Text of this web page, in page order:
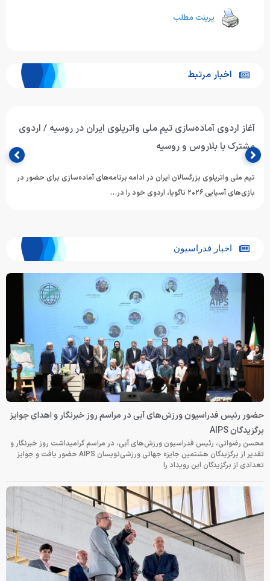
پرینت مطلب
اخبار مرتبط
آغاز اردوی آماده‌سازی تیم ملی واترپلوی ایران در روسیه / اردوی
مشترک با بلاروس و روسیه
تیم ملی واترپلوی بزرگسالان ایران در ادامه برنامه‌های آماده‌سازی برای حضور در
بازی‌های آسیایی ۲۰۲۶ ناگویا، اردوی خود را در…
اخبار فدراسیون
حضور رئیس فدراسیون ورزش‌های آبی در مراسم روز خبرنگار و اهدای جوایز
برگزیدگان AIPS
محسن رضوانی، رئیس فدراسیون ورزش‌های آبی، در مراسم گرامیداشت روز خبرنگار و
تقدیر از برگزیدگان هشتمین جایزه جهانی ورزشی‌نویسان AIPS حضور یافت و جوایز
تعدادی از برگزیدگان این رویداد را